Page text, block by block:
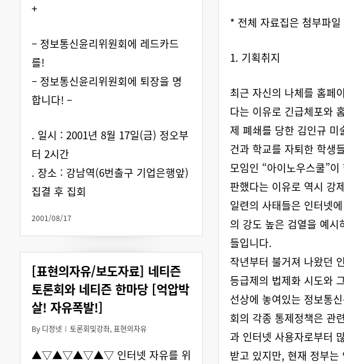
+
– 정보통신윤리위원회에 레드카드
를!
– 정보통신윤리위원회에 퇴장을 명
합니다! –
. 일시 : 2001년 8월 17일(금) 정오부
터 2시간
. 장소 : 강남역(6번출구 기업은행앞)
집결 후 집회
2001/08/17
* 전체 자료집은 첨부파일
1. 기획취지
최근 자신의 나체를 홈페
다는 이유로 긴급체포와
제 폐쇄를 당한 김인규 미
건과 학교를 자퇴한 학생
모임인 “아이노우스쿨”이
판했다는 이유로 역시 강
일련의 사태들은 인터넷
의 강도 높은 검열을 예시
들입니다.
작년부터 불거져 나왔던
등급제의 법제화 시도와
선상에 놓여있는 정보통
회의 각종 통제정책은 관
과 인터넷 사용자로부터
받고 있지만, 현재 정부는
[표현의자유/보도자료] 네티즌
토론회와 네티즌 한마당 [억압박
살! 자유폭발!]
By 디정넷 토론회및강좌, 표현의자유
▲▽▲▽▲▽▲▽ 인터넷 자유를 위